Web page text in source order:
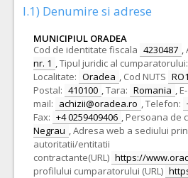
I.1) Denumire si adrese
MUNICIPIUL ORADEA
Cod de identitate fiscala 4230487 ,
nr. 1 ,Tipul juridic al cumparatorului:
Localitate: Oradea , Cod NUTS
Postal: 410100 ,Tara: Romania , E-
mail: achizii@oradea.ro ,Telefon:
Fax: +4 0259409406 , Persoana de
Negrau ,Adresa web a sediului
autoritatii/entitatii
contractante(URL) https://
profilului cumparatorului (URL)